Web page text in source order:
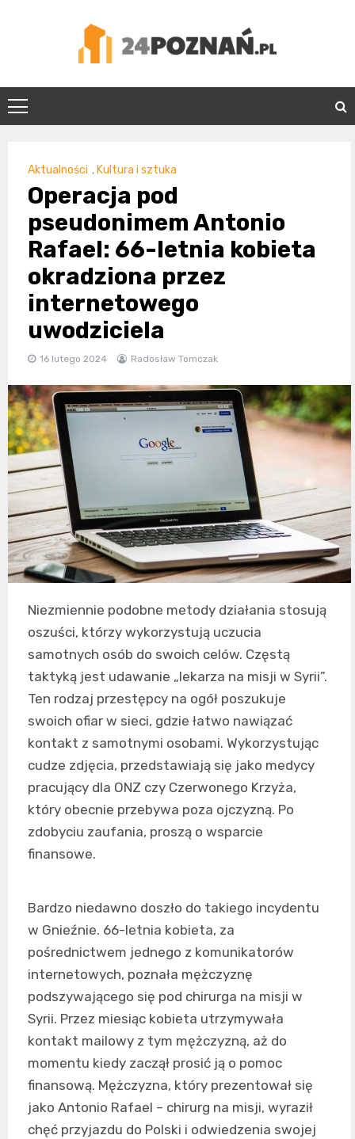
24Poznań.pl
Aktualności , Kultura i sztuka
Operacja pod
pseudonimem Antonio
Rafael: 66-letnia kobieta
okradziona przez
internetowego
uwodziciela
16 lutego 2024 Radosław Tomczak
Niezmiennie podobne metody działania stosują
oszuści, którzy wykorzystują uczucia
samotnych osób do swoich celów. Częstą
taktyką jest udawanie „lekarza na misji w Syrii”.
Ten rodzaj przestępcy na ogół poszukuje
swoich ofiar w sieci, gdzie łatwo nawiązać
kontakt z samotnymi osobami. Wykorzystując
cudze zdjęcia, przedstawiają się jako medycy
pracujący dla ONZ czy Czerwonego Krzyża,
który obecnie przebywa poza ojczyzną. Po
zdobyciu zaufania, proszą o wsparcie
finansowe.
Bardzo niedawno doszło do takiego incydentu
w Gnieźnie. 66-letnia kobieta, za
pośrednictwem jednego z komunikatorów
internetowych, poznała mężczyznę
podszywającego się pod chirurga na misji w
Syrii. Przez miesiąc kobieta utrzymywała
kontakt mailowy z tym mężczyzną, aż do
momentu kiedy zaczął prosić ją o pomoc
finansową. Mężczyzna, który prezentował się
jako Antonio Rafael – chirurg na misji, wyraził
chęć przyjazdu do Polski i odwiedzenia swojej